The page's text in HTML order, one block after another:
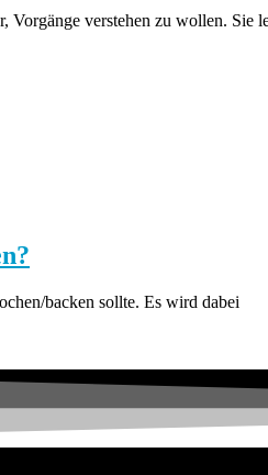
verstehen zu wollen. Sie
backen sollte. Es wird dabei